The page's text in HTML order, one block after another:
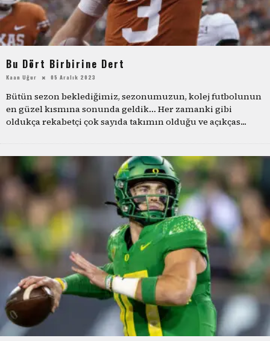
Bu Dört Birbirine Dert
Kaan Uğur 05 Aralık 2023
Bütün sezon beklediğimiz, sezonumuzun, kolej futbolunun
en güzel kısmına sonunda geldik… Her zamanki gibi
oldukça rekabetçi çok sayıda takımın olduğu ve açıkças...